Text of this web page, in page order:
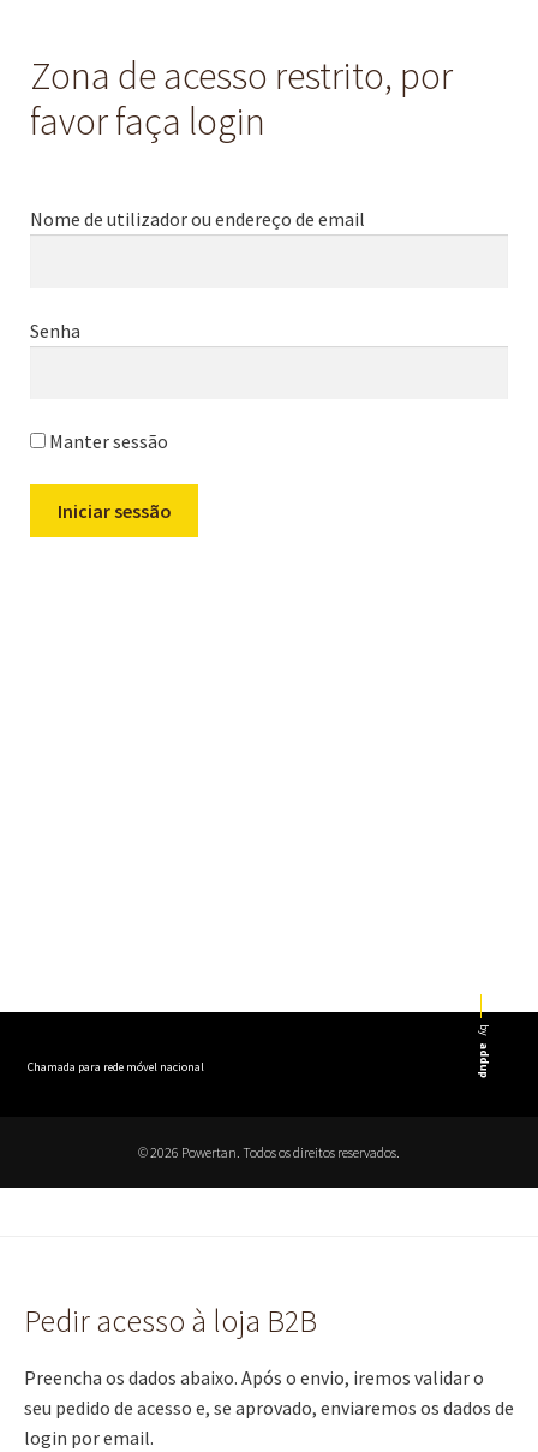
Zona de acesso restrito, por
favor faça login
Nome de utilizador ou endereço de email
Senha
Manter sessão
Chamada para rede móvel nacional
by
addup
© 2026 Powertan. Todos os direitos reservados.
Pedir acesso à loja B2B
Preencha os dados abaixo. Após o envio, iremos validar o
seu pedido de acesso e, se aprovado, enviaremos os dados de
login por email.